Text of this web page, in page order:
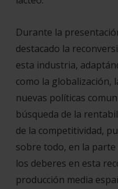
Durante la
destacado la
esta industria,
como la globalización,
nuevas políticas
búsqueda de la
de la competitividad,
sobre todo, en la
los deberes en esta
producción media